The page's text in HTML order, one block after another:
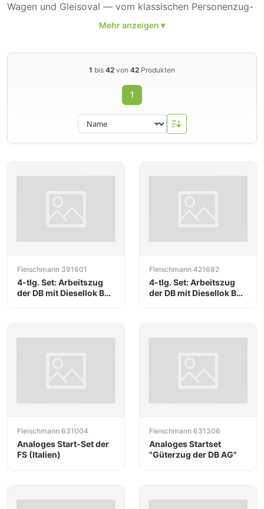
Wagen und Gleisoval — vom klassischen Personenzug-
mit V 100 bis zur Digital-Startpackung mit
Gleichstrom-Sets (DC) für die hauseigene Schiene als
auch Sets in PROFI-Gleisbettung.
1 bis 42 von 42 Produkten
1
Fleischmann 391601
4-tlg. Set: Arbeitszug
der DB mit Diesellok BR
Fleischmann 421682
4-tlg. Set: Arbeitszug
der DB mit Diesellok BR
Fleischmann 631004
Analoges Start-Set der
FS (Italien)
Fleischmann 631306
Analoges Startset
"Güterzug der DB AG"